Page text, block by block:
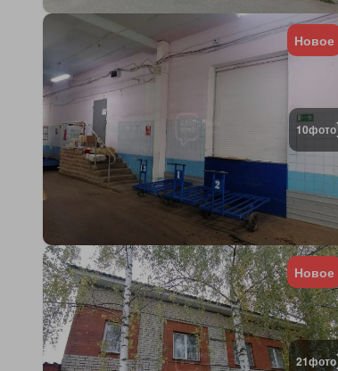
10фото
Новое
21фото
Новое